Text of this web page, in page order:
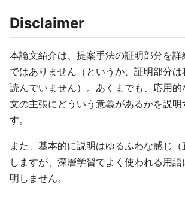
Disclaimer
本論文紹介は、提案手法の証明部分を
ではありません（というか、証明部分
読んでいません）。あくまでも、応用
文の主張にどういう意義があるかを説明
す。
また、基本的に説明はゆるふわな感じ
しますが、深層学習でよく使われる用
明しません。